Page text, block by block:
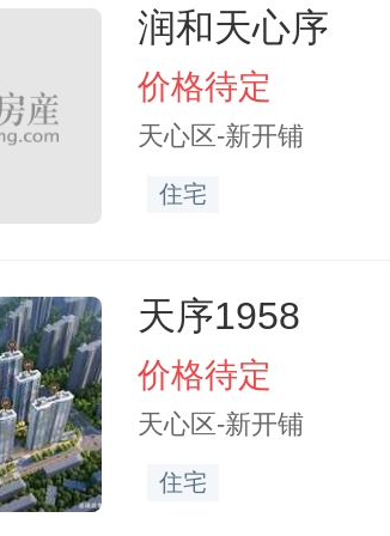
润和天心序
价格待定
天心区-新开铺
住宅
天序1958
价格待定
天心区-新开铺
住宅